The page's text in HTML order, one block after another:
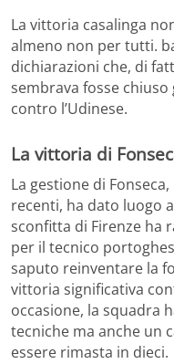
La vittoria casalinga
almeno non per tutti.
dichiarazioni che, di
sembrava fosse
contro l’Udinese.
La vittoria di
La gestione di
recenti, ha dato luogo
sconfitta di Firenze ha
per il tecnico
saputo reinventare la
vittoria significativa
occasione, la squadra
tecniche ma anche un
essere rimasta in dieci.